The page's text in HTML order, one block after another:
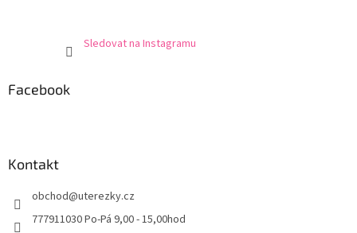
Sledovat na Instagramu
Facebook
Kontakt
obchod@uterezky.cz
777911030 Po-Pá 9,00 - 15,00hod